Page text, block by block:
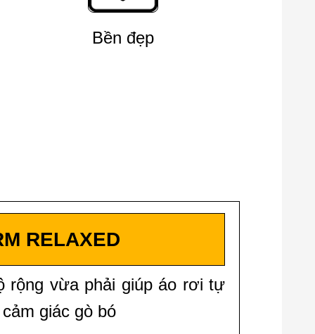
Bền đẹp
RELAXED
rộng vừa phải giúp áo rơi tự
giác gò bó